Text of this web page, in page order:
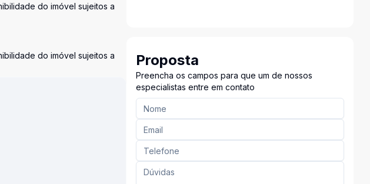
do imóvel sujeitos a
do imóvel sujeitos a
Proposta
Preencha os campos para que um de nossos
especialistas entre em contato